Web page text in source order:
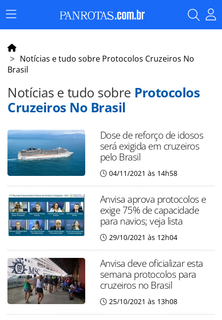
Menu
Principal
Notícias e tudo sobre Protocolos Cruzeiros No
Brasil
Notícias e tudo sobre Protocolos
Cruzeiros No Brasil
Dose de reforço de idosos
será exigida em cruzeiros
pelo Brasil
04/11/2021 às 14h58
Anvisa aprova protocolos e
exige 75% de capacidade
para navios; veja lista
29/10/2021 às 12h04
Anvisa deve oficializar esta
semana protocolos para
cruzeiros no Brasil
25/10/2021 às 13h08